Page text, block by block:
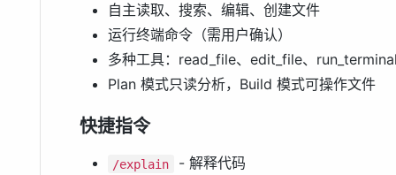
自主读取、搜索、编辑、创建文件
运行终端命令（需用户确认）
多种工具：read_file、edit_file、
Plan 模式只读分析，Build 模式可操作文件
快捷指令
/explain - 解释代码